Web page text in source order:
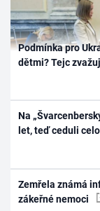
Podmínka pro
dětmi? Tejc
Na
let, teď ceduli
Zemřela známá
zákeřné nemoci